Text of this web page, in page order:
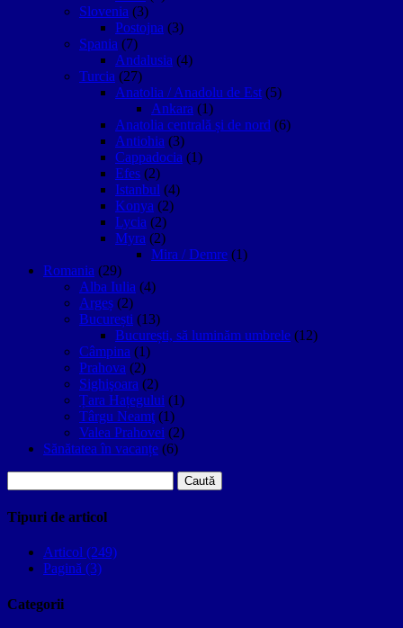
Slovenia (3)
Postojna (3)
Spania (7)
Andalusia (4)
Turcia (27)
Anatolia / Anadolu de Est (5)
Ankara (1)
Anatolia centrală și de nord (6)
Antiohia (3)
Cappadocia (1)
Efes (2)
Istanbul (4)
Konya (2)
Lycia (2)
Myra (2)
Mira / Demre (1)
Romania (29)
Alba Iulia (4)
Argeș (2)
București (13)
București, să luminăm umbrele (12)
Câmpina (1)
Prahova (2)
Sighişoara (2)
Țara Hațegului (1)
Târgu Neamţ (1)
Valea Prahovei (2)
Sănătatea în vacanțe (6)
după:
Tipuri de articol
Articol (249)
Pagină (3)
Categorii